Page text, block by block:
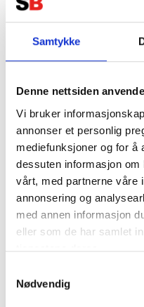
Samtykke
Denne nettsiden
Vi bruker
annonser et personlig
mediefunksjoner og for å
dessuten informasjon
vårt, med partnerne våre
annonsering og
med annen informasjon
eller som de har samlet
tjenestene deres.
Nødvendig
VICTRON
VICTRON VE.BUS till
Den här NMEA2000-
Till exempel en Multi eller
Produktnummer:
60787
Kategorier:
Kommunikation